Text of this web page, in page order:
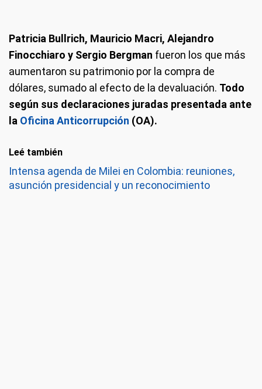
Patricia Bullrich, Mauricio Macri, Alejandro
Finocchiaro y Sergio Bergman fueron los que más
aumentaron su patrimonio por la compra de
dólares, sumado al efecto de la devaluación. Todo
según sus declaraciones juradas presentada ante
la Oficina Anticorrupción (OA).
Leé también
Intensa agenda de Milei en Colombia: reuniones,
asunción presidencial y un reconocimiento